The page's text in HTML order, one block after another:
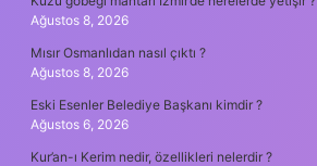
Ağustos 8, 2026
Mısır Osmanlıdan nasıl çıktı ?
Ağustos 8, 2026
Eski Esenler Belediye Başkanı kimdir ?
Ağustos 6, 2026
Kur’an-ı Kerim nedir, özellikleri nelerdir ?